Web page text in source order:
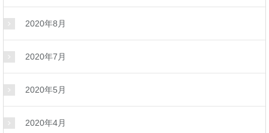
2020年8月
2020年7月
2020年5月
2020年4月